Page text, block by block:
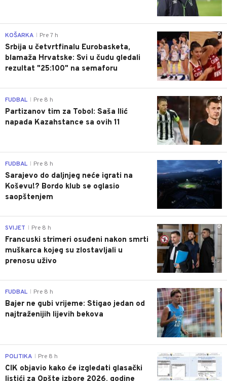
0
KOŠARKA Pre 7 h
Srbija u četvrtfinalu Eurobasketa,
blamaža Hrvatske: Svi u čudu gledali
rezultat "25:100" na semaforu
0
FUDBAL Pre 8 h
Partizanov tim za Tobol: Saša Ilić
napada Kazahstance sa ovih 11
0
FUDBAL Pre 8 h
Sarajevo do daljnjeg neće igrati na
Koševu!? Bordo klub se oglasio
saopštenjem
0
SVIJET Pre 8 h
Francuski strimeri osuđeni nakon smrti
muškarca kojeg su zlostavljali u
prenosu uživo
0
FUDBAL Pre 8 h
Bajer ne gubi vrijeme: Stigao jedan od
najtraženijih lijevih bekova
0
POLITIKA Pre 8 h
CIK objavio kako će izgledati glasački